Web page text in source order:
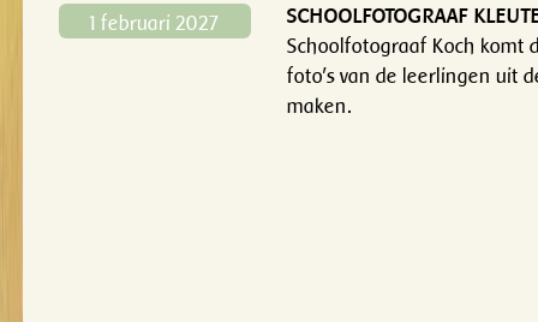
1 februari 2027
SCHOOLFOTOGRAAF
Schoolfotograaf Koch komt
foto's van de leerlingen uit
maken.